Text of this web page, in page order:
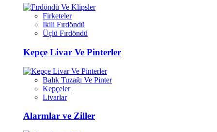
Firketeler
İkili Fırdöndü
Üçlü Fırdöndü
Kepçe Livar Ve Pinterler
Balık Tuzağı Ve Pinter
Kepçeler
Livarlar
Alarmlar ve Ziller